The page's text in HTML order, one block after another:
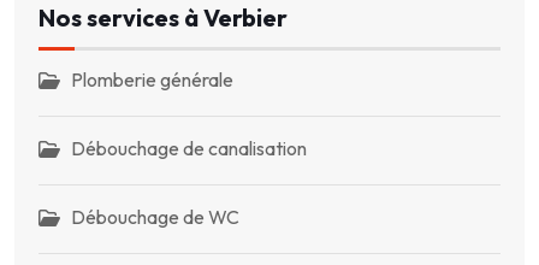
Nos services à Verbier
Plomberie générale
Débouchage de canalisation
Débouchage de WC